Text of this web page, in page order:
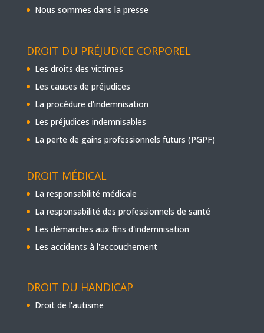
Nous sommes dans la presse
DROIT DU PRÉJUDICE CORPOREL
Les droits des victimes
Les causes de préjudices
La procédure d'indemnisation
Les préjudices indemnisables
La perte de gains professionnels futurs (PGPF)
DROIT MÉDICAL
La responsabilité médicale
La responsabilité des professionnels de santé
Les démarches aux fins d'indemnisation
Les accidents à l'accouchement
DROIT DU HANDICAP
Droit de l'autisme